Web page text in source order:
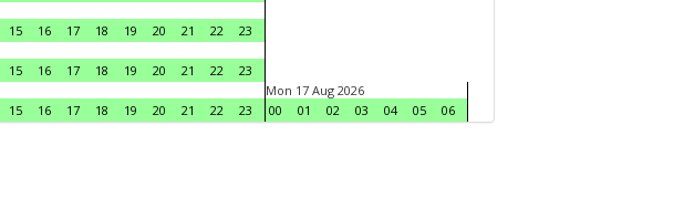
15 16 17 18 19 20 21 22
23
15 16 17 18 19 20 21 22
23
15 16 17 18 19 20 21 22 23
Mon 17 Aug 2026
00
01 02 03 04 05 06